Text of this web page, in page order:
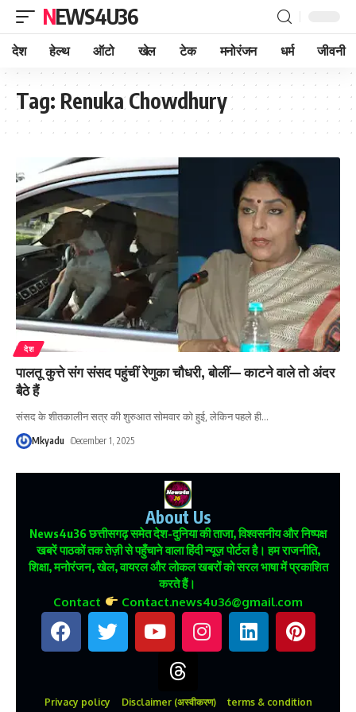
NEWS4U36
देश हेल्थ ऑटो खेल टेक मनोरंजन धर्म जीवनी
Tag: Renuka Chowdhury
देश
पालतू कुत्ते संग संसद पहुंचीं रेणुका चौधरी, बोलीं— काटने वाले तो अंदर
बैठे हैं
संसद के शीतकालीन सत्र की शुरुआत सोमवार को हुई, लेकिन पहले ही…
Mkyadu December 1, 2025
About Us
News4u36छत्तीसगढ़ समेत देश-दुनिया की ताजा, विश्वसनीय और निष्पक्ष
खबरें पाठकों तक तेज़ी से पहुँचाने वाला हिंदी न्यूज़ पोर्टल है। हम राजनीति,
शिक्षा, मनोरंजन, खेल, वायरल और लोकल खबरों को सरल भाषा में प्रकाशित
करते हैं।
Contact Contact.news4u36@gmail.com
Privacy policy Disclaimer (अस्वीकरण) terms & condition